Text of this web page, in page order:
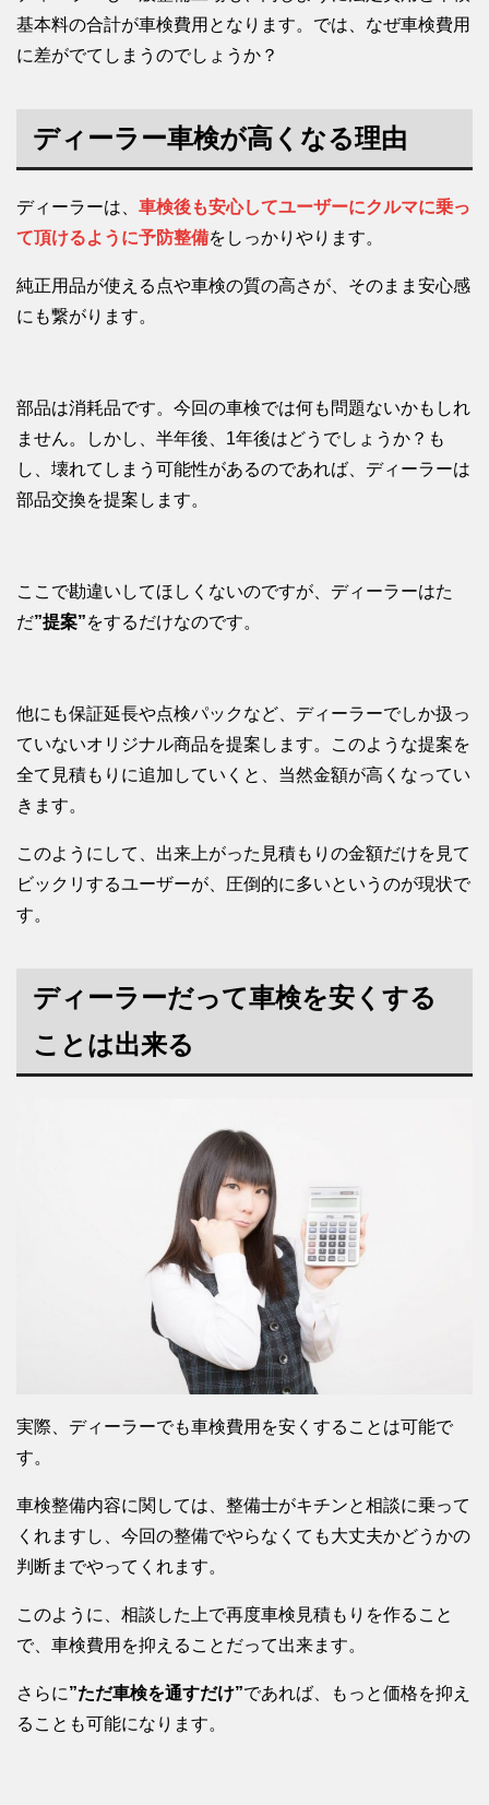
基本料の合計が車検費用となります。では、なぜ車検費用
に差がでてしまうのでしょうか？
ディーラー車検が高くなる理由
ディーラーは、 車検後も安心してユーザーにクルマに乗っ
て頂けるように予防整備をしっかりやります。
純正用品が使える点や車検の質の高さが、そのまま安心感
にも繋がります。
部品は消耗品です。今回の車検では何も問題ないかもしれ
ません。しかし、半年後、1年後はどうでしょうか？も
し、壊れてしまう可能性があるのであれば、ディーラーは
部品交換を提案します。
ここで勘違いしてほしくないのですが、ディーラーはた
だ”提案”をするだけなのです。
他にも保証延長や点検パックなど、ディーラーでしか扱っ
ていないオリジナル商品を提案します。このような提案を
全て見積もりに追加していくと、当然金額が高くなってい
きます。
このようにして、出来上がった見積もりの金額だけを見て
ビックリするユーザーが、圧倒的に多いというのが現状で
す。
ディーラーだって車検を安くする
ことは出来る
実際、ディーラーでも車検費用を安くすることは可能で
す。
車検整備内容に関しては、整備士がキチンと相談に乗って
くれますし、今回の整備でやらなくても大丈夫かどうかの
判断までやってくれます。
このように、相談した上で再度車検見積もりを作ること
で、車検費用を抑えることだって出来ます。
さらに”ただ車検を通すだけ”であれば、もっと価格を抑え
ることも可能になります。